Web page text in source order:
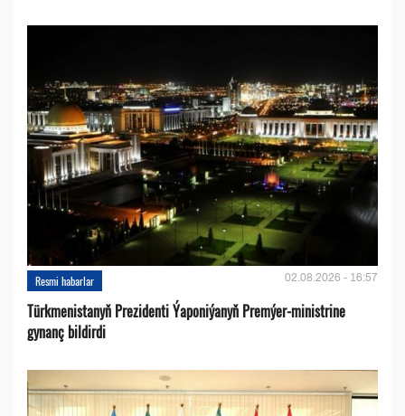
Resmi habarlar 02.08.2026 - 16:57
Türkmenistanyň Prezidenti Ýaponiýanyň Premýer-ministrine
gynanç bildirdi